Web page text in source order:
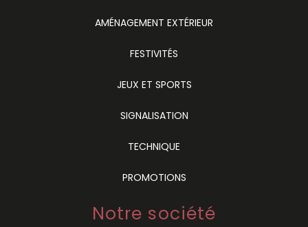
AMÉNAGEMENT EXTÉRIEUR
FESTIVITÉS
JEUX ET SPORTS
SIGNALISATION
TECHNIQUE
PROMOTIONS
Notre société